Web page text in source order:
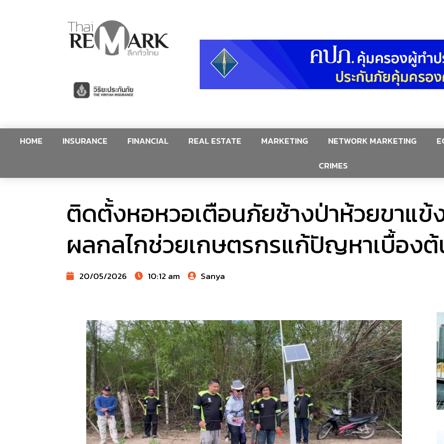
HOME INSURANCE FINANCIAL REAL ESTATE MARKETING NETWORK MARKETING
CRIMES
ติดตั้งหอหวอเตือนภัยช้างป่าห้วยขาแ
ผลกลไกช่วยเกษตรกรแก้ปัญหาเบื้อง
20/05/2026 10:12 am Sanya